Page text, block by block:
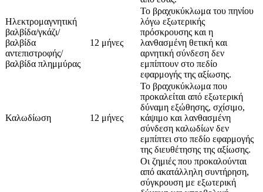
Ηλεκτρομαγνητική
βαλβίδα/γκάζι/
βαλβίδα
αντεπιστροφής/
βαλβίδα πλημμύρας
12 μήνες
Το βραχυκύκλωμα του πηνίου
λόγω εξωτερικής
πρόσκρουσης και η
λανθασμένη θετική και
αρνητική σύνδεση δεν
εμπίπτουν στο πεδίο
εφαρμογής της αξίωσης.
Καλωδίωση 12 μήνες
Το βραχυκύκλωμα που
προκαλείται από εξωτερική
δύναμη εξώθησης, σχίσιμο,
κάψιμο και λανθασμένη
σύνδεση καλωδίων δεν
εμπίπτει στο πεδίο εφαρμογής
της διευθέτησης της αξίωσης.
Οι ζημιές που προκαλούνται
από ακατάλληλη συντήρηση,
σύγκρουση με εξωτερική